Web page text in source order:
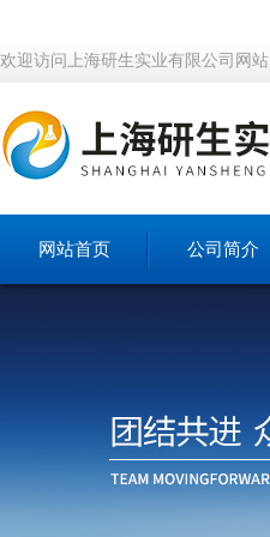
欢迎访问上海研生实业有限公司网站
网站首页 公司简介